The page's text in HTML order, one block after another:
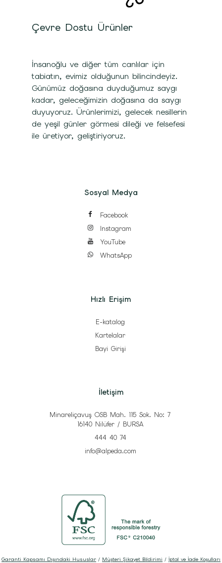
Çevre Dostu Ürünler
İnsanoğlu ve diğer tüm canlılar için
tabiatın, evimiz olduğunun bilincindeyiz.
Günümüz doğasına duyduğumuz saygı
kadar, geleceğimizin doğasına da saygı
duyuyoruz. Ürünlerimizi, gelecek nesillerin
de yeşil günler görmesi dileği ve felsefesi
ile üretiyor, geliştiriyoruz.
Sosyal Medya
Facebook
Instagram
YouTube
WhatsApp
Hızlı Erişim
E-katalog
Kartelalar
Bayi Girişi
İletişim
Minareliçavuş OSB Mah. 115 Sok. No: 7
16140 Nilüfer / BURSA
444 40 74
info@alpeda.com
Garanti Kapsamı Dışındaki Hususlar / Müşteri Şikayet Bildirimi / İptal ve İade Koşulları